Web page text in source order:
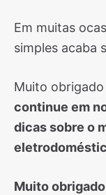
Em muitas
simples acaba
Muito obrigado
continue em
dicas sobre o
Muito